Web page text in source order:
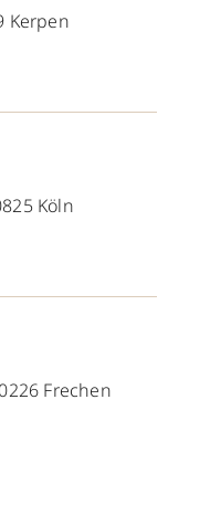
Kerpen
Köln
Frechen